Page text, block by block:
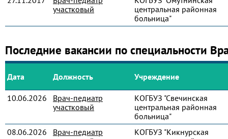
участковый
центральная районная
больница"
Последние вакансии по специальности
Дата Должность Учреждение
10.06.2026
Врач-педиатр
участковый
КОГБУЗ "Свечинская
центральная районная
больница"
08.06.2026
Врач-педиатр
КОГБУЗ "Кикнурская